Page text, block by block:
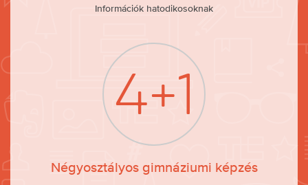
Információk hatodikosoknak
4+1
Négyosztályos gimnáziumi képzés